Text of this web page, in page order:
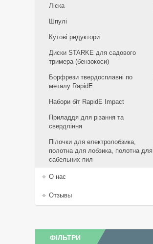
Ліска
Шпулі
Кутові редуктори
Диски STARKE для садового
тримера (бензокоси)
Борфрези твердосплавні по
металу RapidE
Набори біт RapidE Impact
Приладдя для різання та
свердління
Пілочки для електролобзика,
полотна для лобзика, полотна для
сабельних пил
О нас
Отзывы
ФІЛЬТРИ